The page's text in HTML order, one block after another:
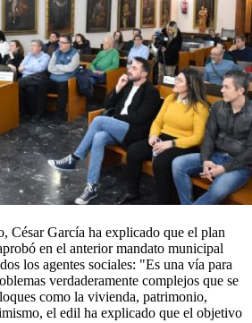
César García ha explicado que el plan
en el anterior mandato municipal
los agentes sociales: "Es una vía para
verdaderamente complejos que se
como la vivienda, patrimonio,
el edil ha explicado que el objetivo